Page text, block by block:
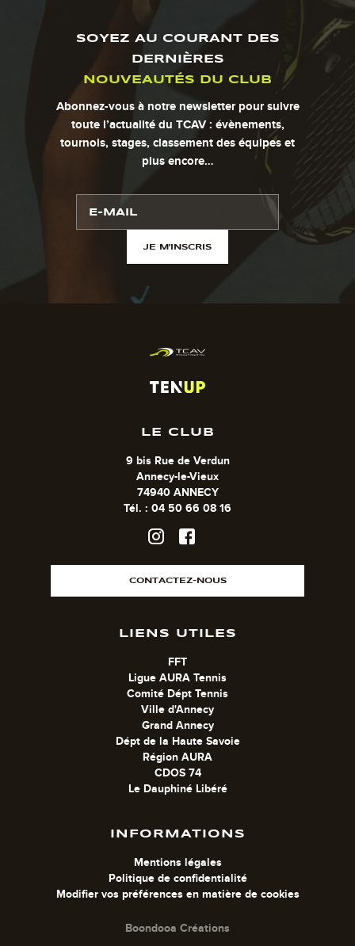
SOYEZ AU COURANT DES
DERNIÈRES
NOUVEAUTÉS DU CLUB
Abonnez-vous à notre newsletter pour suivre
toute l’actualité du TCAV : évènements,
tournois, stages, classement des équipes et
plus encore…
JE M'INSCRIS
LE CLUB
9 bis Rue de Verdun
Annecy-le-Vieux
74940 ANNECY
Tél. : 04 50 66 08 16
CONTACTEZ-NOUS
LIENS UTILES
FFT
Ligue AURA Tennis
Comité Dépt Tennis
Ville d'Annecy
Grand Annecy
Dépt de la Haute Savoie
Région AURA
CDOS 74
Le Dauphiné Libéré
INFORMATIONS
Mentions légales
Politique de confidentialité
Modifier vos préférences en matière de cookies
Boondooa Créations